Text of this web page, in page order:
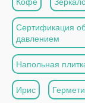
Сертификация
давлением
Напольная
Ирис